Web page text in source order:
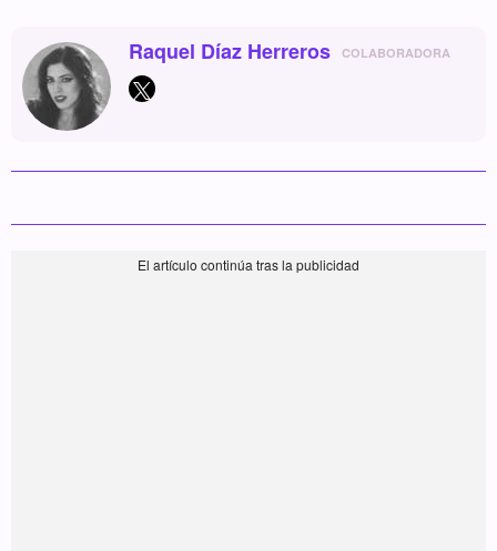
Raquel Díaz Herreros COLABORADORA